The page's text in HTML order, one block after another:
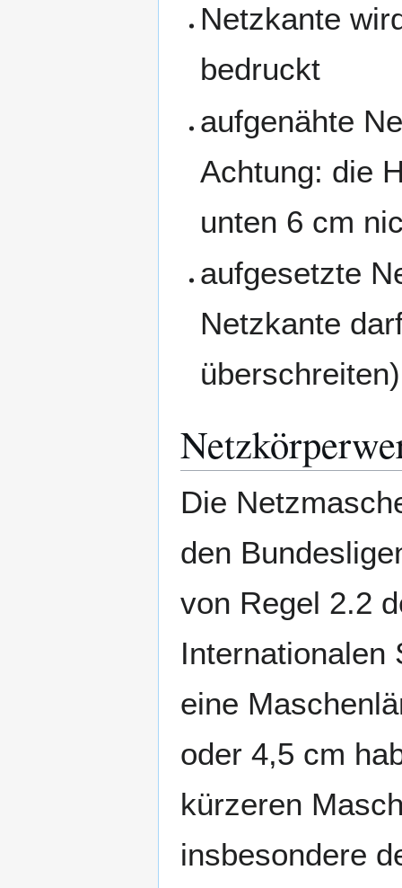
Netzkante
bedruckt
aufgenähte
Achtung: die
unten 6 cm
aufgesetzte
Netzkante
überschreiten)
Die
den
von Regel 2.2
Internationalen
eine
oder 4,5 cm
kürzeren
insbesondere